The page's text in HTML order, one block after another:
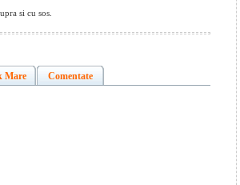
si cu sos.
Mare Comentate